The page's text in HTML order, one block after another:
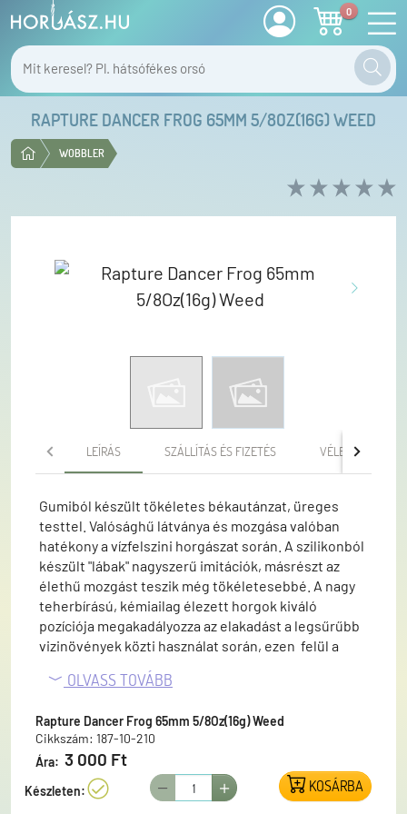
0
RAPTURE DANCER FROG 65MM 5/8OZ(16G) WEED
WOBBLER
LEÍRÁS SZÁLLÍTÁS ÉS FIZETÉS VÉLEMÉNYEK
Gumiból készült tökéletes békautánzat, üreges
testtel. Valósághű látványa és mozgása valóban
hatékony a vízfelszini horgászat során. A szilikonból
készült "lábak" nagyszerű imitációk, másrészt az
élethű mozgást teszik még tökéletesebbé. A nagy
teherbírású, kémiailag élezett horgok kiváló
pozíciója megakadályozza az elakadást a legsűrűbb
vizinövények közti használat során, ezen felül a
területeken is. A kimagasló hatás édekében a
meg csak a látvánnyal. A kapásra ingerlő csörgő
hangot is rejtettek a béka hasába. Természetesen
ez eltávolítható, ezzel növelve az esetlegesen
nagyobb felhajtóerőt és a felszíni láthatóságot. Mivel
zárható a béka "gyomra" akár vizzel is feltölthető ami
OLVASS TOVÁBB
Rapture Dancer Frog 65mm 5/8Oz(16g) Weed
Cikkszám: 187-10-210
Ára: 3 000 Ft
Készleten: KOSÁRBA